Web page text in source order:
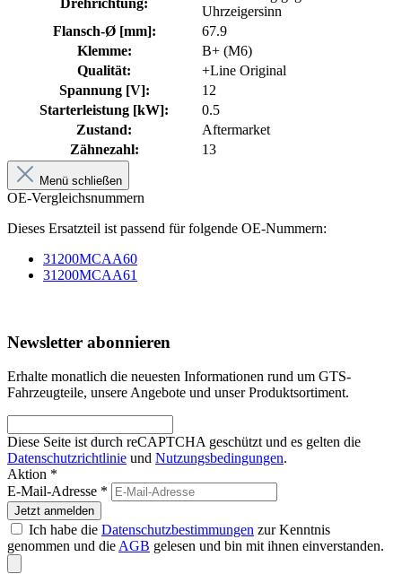
Drehrichtung:
Uhrzeigersinn
Flansch-Ø [mm]:
67.9
Klemme:
B+ (M6)
Qualität:
+Line Original
Spannung [V]:
12
Starterleistung [kW]:
0.5
Zustand:
Aftermarket
Zähnezahl:
13
Menü schließen
OE-Vergleichsnummern
Dieses Ersatzteil ist passend für folgende OE-Nummern:
31200MCAA60
31200MCAA61
Newsletter abonnieren
Erhalte monatlich die neuesten Informationen rund um GTS-
Fahrzeugteile, unsere Angebote und unser Produktsortiment.
Diese Seite ist durch reCAPTCHA geschützt und es gelten die
Datenschutzrichtlinie und Nutzungsbedingungen.
Aktion *
E-Mail-Adresse *
Jetzt anmelden
Ich habe die Datenschutzbestimmungen zur Kenntnis
genommen und die AGB gelesen und bin mit ihnen einverstanden.